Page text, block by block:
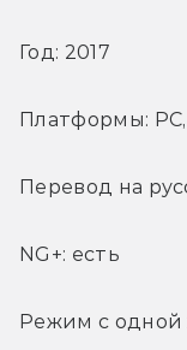
Год: 2017
Платформы: PC,
Перевод на
NG+: есть
Режим с одной